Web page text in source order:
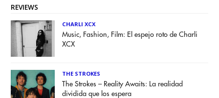
REVIEWS
CHARLI XCX
Music, Fashion, Film: El espejo roto de Charli
XCX
THE STROKES
The Strokes – Reality Awaits: La realidad
dividida que los espera